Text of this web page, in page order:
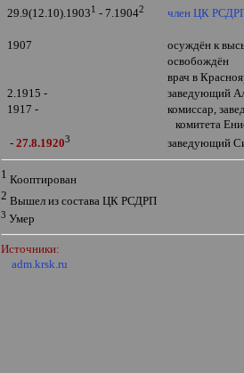
29.9(12.10).19031 - 7.19042 член ЦК
1907
осуждён к
освобождён
врач в
2.1915 -
заведующий
1917 -
комиссар,
комитета
-27.8.19203 заведующий
1 Кооптирован
2 Вышел из состава ЦК РСДРП
3 Умер
Источники:
adm.krsk.ru